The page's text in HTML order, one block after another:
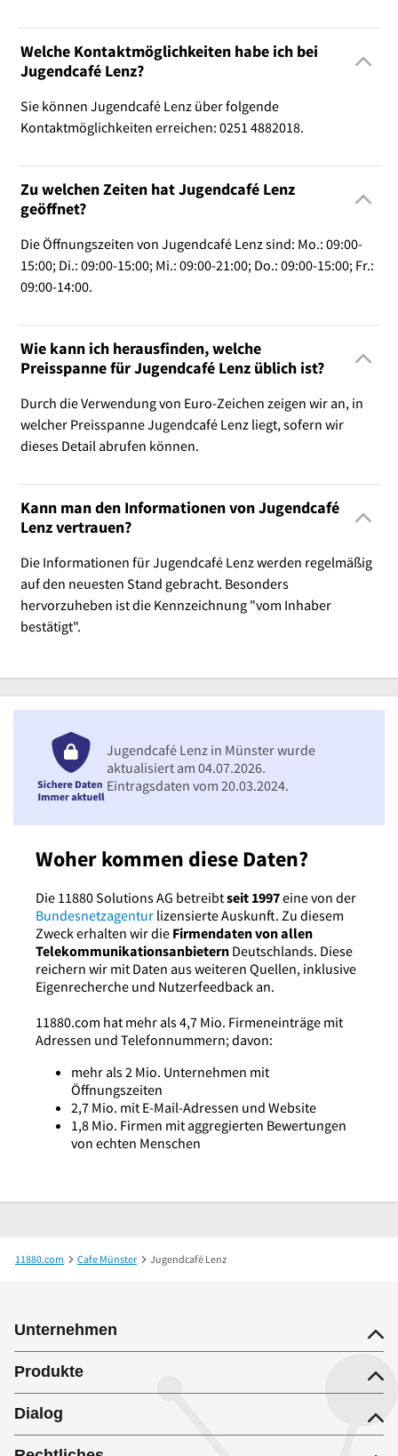
Welche Kontaktmöglichkeiten habe ich bei
Jugendcafé Lenz?
Sie können Jugendcafé Lenz über folgende
Kontaktmöglichkeiten erreichen: 0251 4882018.
Zu welchen Zeiten hat Jugendcafé Lenz
geöffnet?
Die Öffnungszeiten von Jugendcafé Lenz sind: Mo.: 09:00-
15:00; Di.: 09:00-15:00; Mi.: 09:00-21:00; Do.: 09:00-15:00; Fr.:
09:00-14:00.
Wie kann ich herausfinden, welche
Preisspanne für Jugendcafé Lenz üblich ist?
Durch die Verwendung von Euro-Zeichen zeigen wir an, in
welcher Preisspanne Jugendcafé Lenz liegt, sofern wir
dieses Detail abrufen können.
Kann man den Informationen von Jugendcafé
Lenz vertrauen?
Die Informationen für Jugendcafé Lenz werden regelmäßig
auf den neuesten Stand gebracht. Besonders
hervorzuheben ist die Kennzeichnung "vom Inhaber
bestätigt".
Woher kommen diese Daten?
Die 11880 Solutions AG betreibtseit 1997eine von der
Bundesnetzagentur lizensierte Auskunft. Zu diesem
Zweck erhalten wir die Firmendaten von allen
Telekommunikationsanbietern Deutschlands. Diese
reichern wir mit Daten aus weiteren Quellen, inklusive
Eigenrecherche und Nutzerfeedback an.
11880.com hat mehr als 4,7 Mio. Firmeneinträge mit
Adressen und Telefonnummern; davon:
mehr als 2 Mio. Unternehmen mit
Öffnungszeiten
2,7 Mio. mit E-Mail-Adressen und Website
1,8 Mio. Firmen mit aggregierten Bewertungen
von echten Menschen
Jugendcafé Lenz in Münster wurde
aktualisiert am 04.07.2026.
Eintragsdaten vom 20.03.2024.
11880.com Cafe Münster Jugendcafé Lenz
Unternehmen
Produkte
Dialog